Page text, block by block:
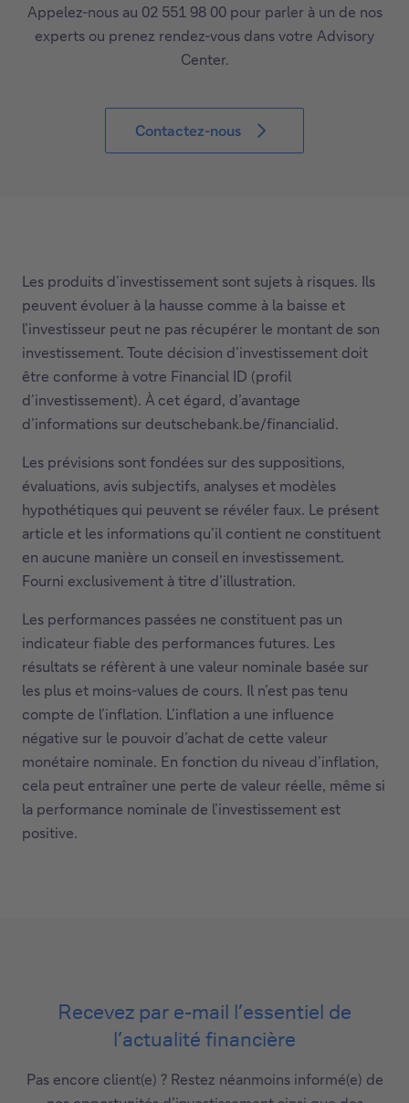
e
z
s
e
s
Appelez-nous au 02 551 98 00 pour parler à un de nos
experts ou prenez rendez-vous dans votre Advisory
Center.
Contactez-nous
C
t
e
z
-
n
o
u
Les produits d’investissement sont sujets à risques. Ils
peuvent évoluer à la hausse comme à la baisse et
l’investisseur peut ne pas récupérer le montant de son
investissement. Toute décision d’investissement doit
être conforme à votre Financial ID (profil
d’investissement). À cet égard, d’avantage
d’informations sur deutschebank.be/financialid.
Les prévisions sont fondées sur des suppositions,
évaluations, avis subjectifs, analyses et modèles
hypothétiques qui peuvent se révéler faux. Le présent
article et les informations qu’il contient ne constituent
en aucune manière un conseil en investissement.
Fourni exclusivement à titre d’illustration.
Les performances passées ne constituent pas un
indicateur fiable des performances futures. Les
résultats se réfèrent à une valeur nominale basée sur
les plus et moins-values de cours. Il n’est pas tenu
compte de l’inflation. L’inflation a une influence
négative sur le pouvoir d’achat de cette valeur
monétaire nominale. En fonction du niveau d’inflation,
cela peut entraîner une perte de valeur réelle, même si
la performance nominale de l’investissement est
positive.
Recevez par e-mail l’essentiel de
l’actualité financière
Pas encore client(e) ? Restez néanmoins informé(e) de